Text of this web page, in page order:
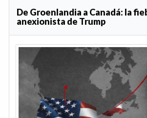
De Groenlandia a Canadá: la
anexionista de Trump